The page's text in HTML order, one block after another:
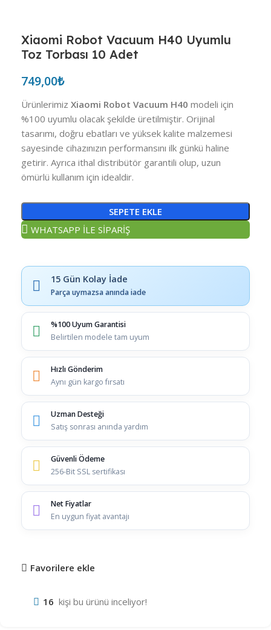
Xiaomi Robot Vacuum H40 Uyumlu
Toz Torbası 10 Adet
749,00₺
Ürünlerimiz Xiaomi Robot Vacuum H40 modeli için
%100 uyumlu olacak şekilde üretilmiştir. Orijinal
tasarımı, doğru ebatları ve yüksek kalite malzemesi
sayesinde cihazınızın performansını ilk günkü haline
getirir. Ayrıca ithal distribütör garantili olup, uzun
ömürlü kullanım için idealdir.
SEPETE EKLE
WHATSAPP İLE SİPARİŞ
15 Gün Kolay İade
Parça uymazsa anında iade
%100 Uyum Garantisi
Belirtilen modele tam uyum
Hızlı Gönderim
Aynı gün kargo fırsatı
Uzman Desteği
Satış sonrası anında yardım
Güvenli Ödeme
256-Bit SSL sertifikası
Net Fiyatlar
En uygun fiyat avantajı
Favorilere ekle
16 kişi bu ürünü inceliyor!